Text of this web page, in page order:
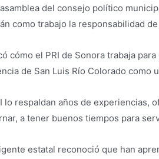
del consejo político
como trabajo la responsabilidad
cómo el PRI de Sonora trabaja
de San Luis Río Colorado como
lo respaldan años de experiencias,
a tener buenos tiempos para
estatal reconoció que han